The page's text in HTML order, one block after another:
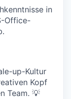
in
Office-
up-Kultur
Kopf
Team. 💡